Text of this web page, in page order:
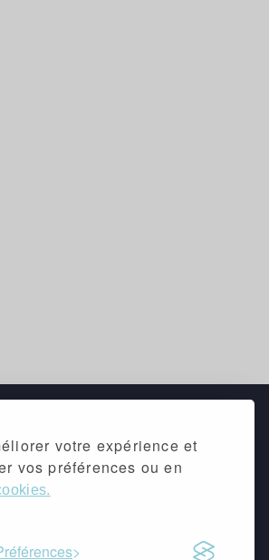
votre expérience et
vos préférences ou en